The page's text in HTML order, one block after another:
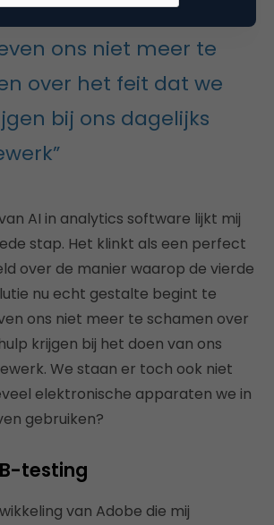
ons niet meer te
over het feit dat we
bij ons dagelijks
AI in analytics software lijkt mij
stap. Het klinkt als een perfect
over de manier waarop de vierde
nu echt gestalte begint te
ons niet meer te schamen over
krijgen bij het doen van ons
We staan er toch ook niet
elektronische apparaten we in
gebruiken?
testing
van Adobe die mij